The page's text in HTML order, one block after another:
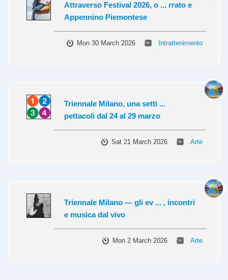
Attraverso Festival 2026, o ... rrato e
Appennino Piemontese
Mon 30 March 2026 Intrattenimento
Triennale Milano, una setti ...
pettacoli dal 24 al 29 marzo
Sat 21 March 2026 Arte
Triennale Milano — gli ev ... , incontri
e musica dal vivo
Mon 2 March 2026 Arte